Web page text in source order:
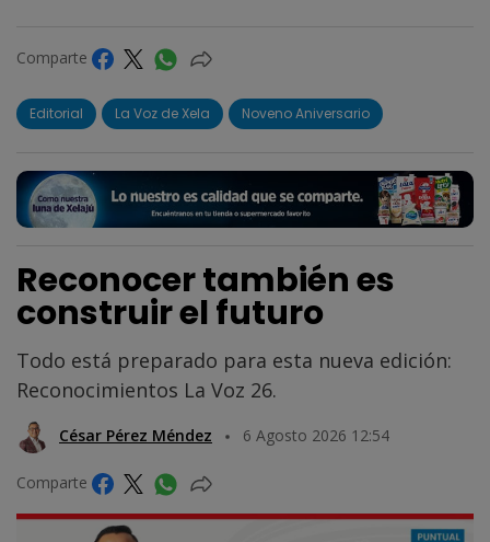
Comparte
Editorial La Voz de Xela Noveno Aniversario
Reconocer también es
construir el futuro
Todo está preparado para esta nueva edición:
Reconocimientos La Voz 26.
César Pérez Méndez 6 Agosto 2026 12:54
Comparte